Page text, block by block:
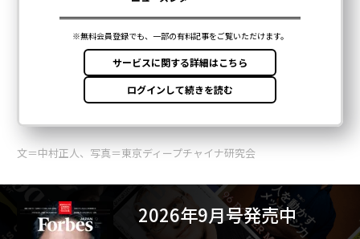
文＝中村正人、写真＝東京ディープチャイナ研究会
2026年9月号発売中